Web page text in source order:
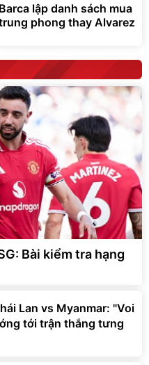
Barca lập danh sách mua
phong thay Alvarez
Bài kiểm tra hạng
Lan vs Myanmar: "Voi
tới trận thắng tưng